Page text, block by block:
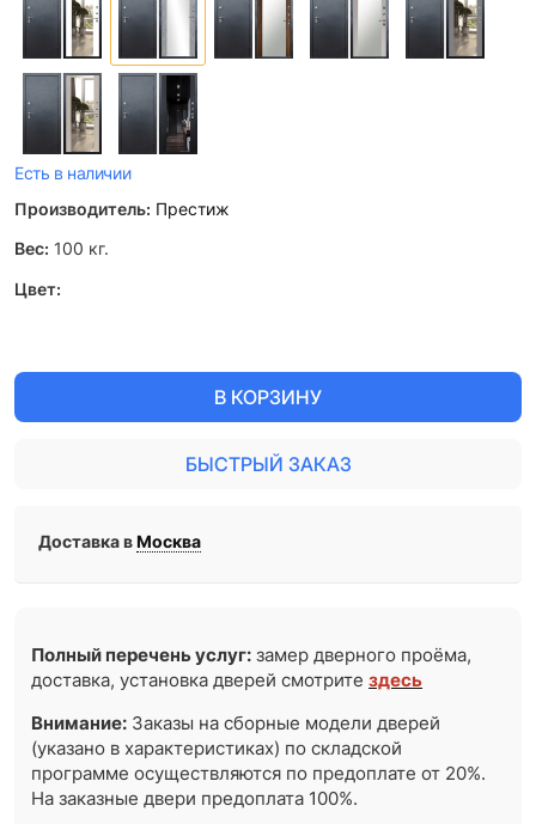
Есть в наличии
Производитель: Престиж
Вес: 100 кг.
Цвет:
В КОРЗИНУ
БЫСТРЫЙ ЗАКАЗ
Доставка вМосква
Полный перечень услуг: замер дверного проёма,
доставка, установка дверей смотритездесь
Внимание: Заказы на сборные модели дверей
(указано в характеристиках) по складской
программе осуществляются по предоплате от 20%.
На заказные двери предоплата 100%.